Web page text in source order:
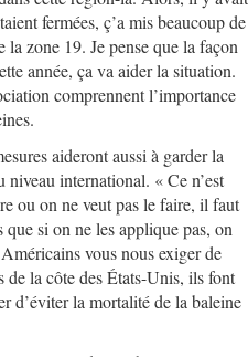
fermées, ç’a mis beaucoup de
zone 19. Je pense que la façon
année, ça va aider la situation.
comprennent l’importance
aideront aussi à garder la
international. « Ce n’est
ou on ne veut pas le faire, il faut
si on ne les applique pas, on
vous nous exiger de
de la côte des États-Unis, ils font
d’éviter la mortalité de la baleine